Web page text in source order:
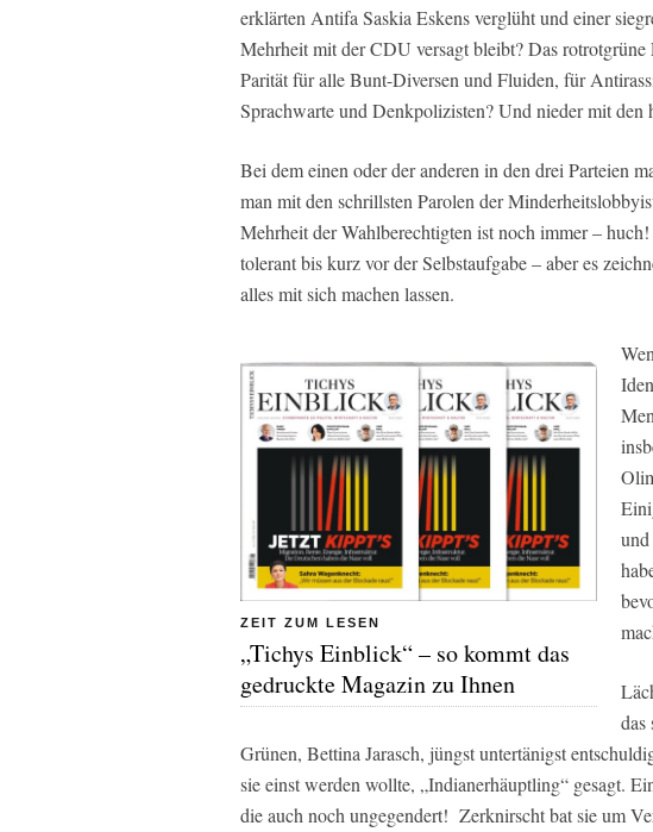
erklärten Antifa Saskia Eskens verglüht und einer
Mehrheit mit der CDU versagt bleibt? Das
Parität für alle Bunt-Diversen und Fluiden, für
Sprachwarte und Denkpolizisten? Und nieder mit den
Bei dem einen oder der anderen in den drei Parteien
man mit den schrillsten Parolen der
Mehrheit der Wahlberechtigten ist noch immer –
tolerant bis kurz vor der Selbstaufgabe – aber es
alles mit sich machen lassen.
ZEIT ZUM LESEN
„Tichys Einblick“ – so kommt das
gedruckte Magazin zu Ihnen
und
das
Grünen, Bettina Jarasch, jüngst untertänigst
sie einst werden wollte, „Indianerhäuptling“ gesagt.
die auch noch ungegendert! Zerknirscht bat sie um